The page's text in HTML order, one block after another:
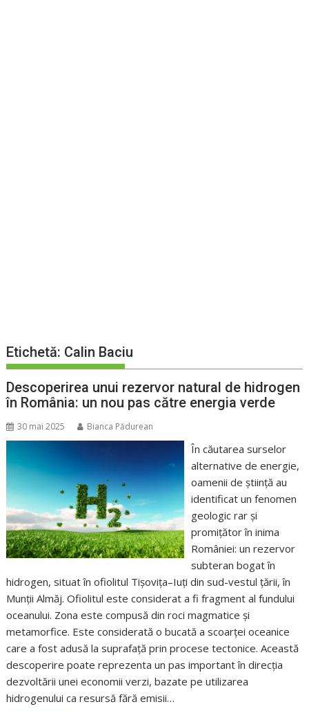
Etichetă: Calin Baciu
Descoperirea unui rezervor natural de hidrogen
în România: un nou pas către energia verde
30 mai 2025 Bianca Pădurean
În căutarea surselor
alternative de energie,
oamenii de știință au
identificat un fenomen
geologic rar și
promițător în inima
României: un rezervor
subteran bogat în
hidrogen, situat în ofiolitul Tișovița–Iuți din sud-vestul țării, în
Munţii Almăj. Ofiolitul este considerat a fi fragment al fundului
oceanului. Zona este compusă din roci magmatice și
metamorfice. Este considerată o bucată a scoarței oceanice
care a fost adusă la suprafață prin procese tectonice. Această
descoperire poate reprezenta un pas important în direcția
dezvoltării unei economii verzi, bazate pe utilizarea
hidrogenului ca resursă fără emisii…